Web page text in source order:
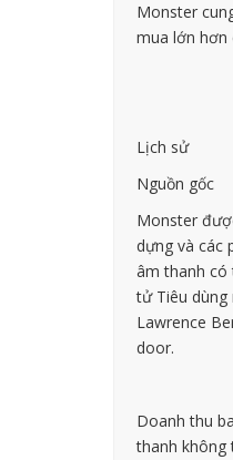
Monster
mua lớn hơn
Lịch sử
Nguồn gốc
Monster
dựng và các
âm thanh có
tử Tiêu dùng
Lawrence
door.
Doanh thu
thanh không